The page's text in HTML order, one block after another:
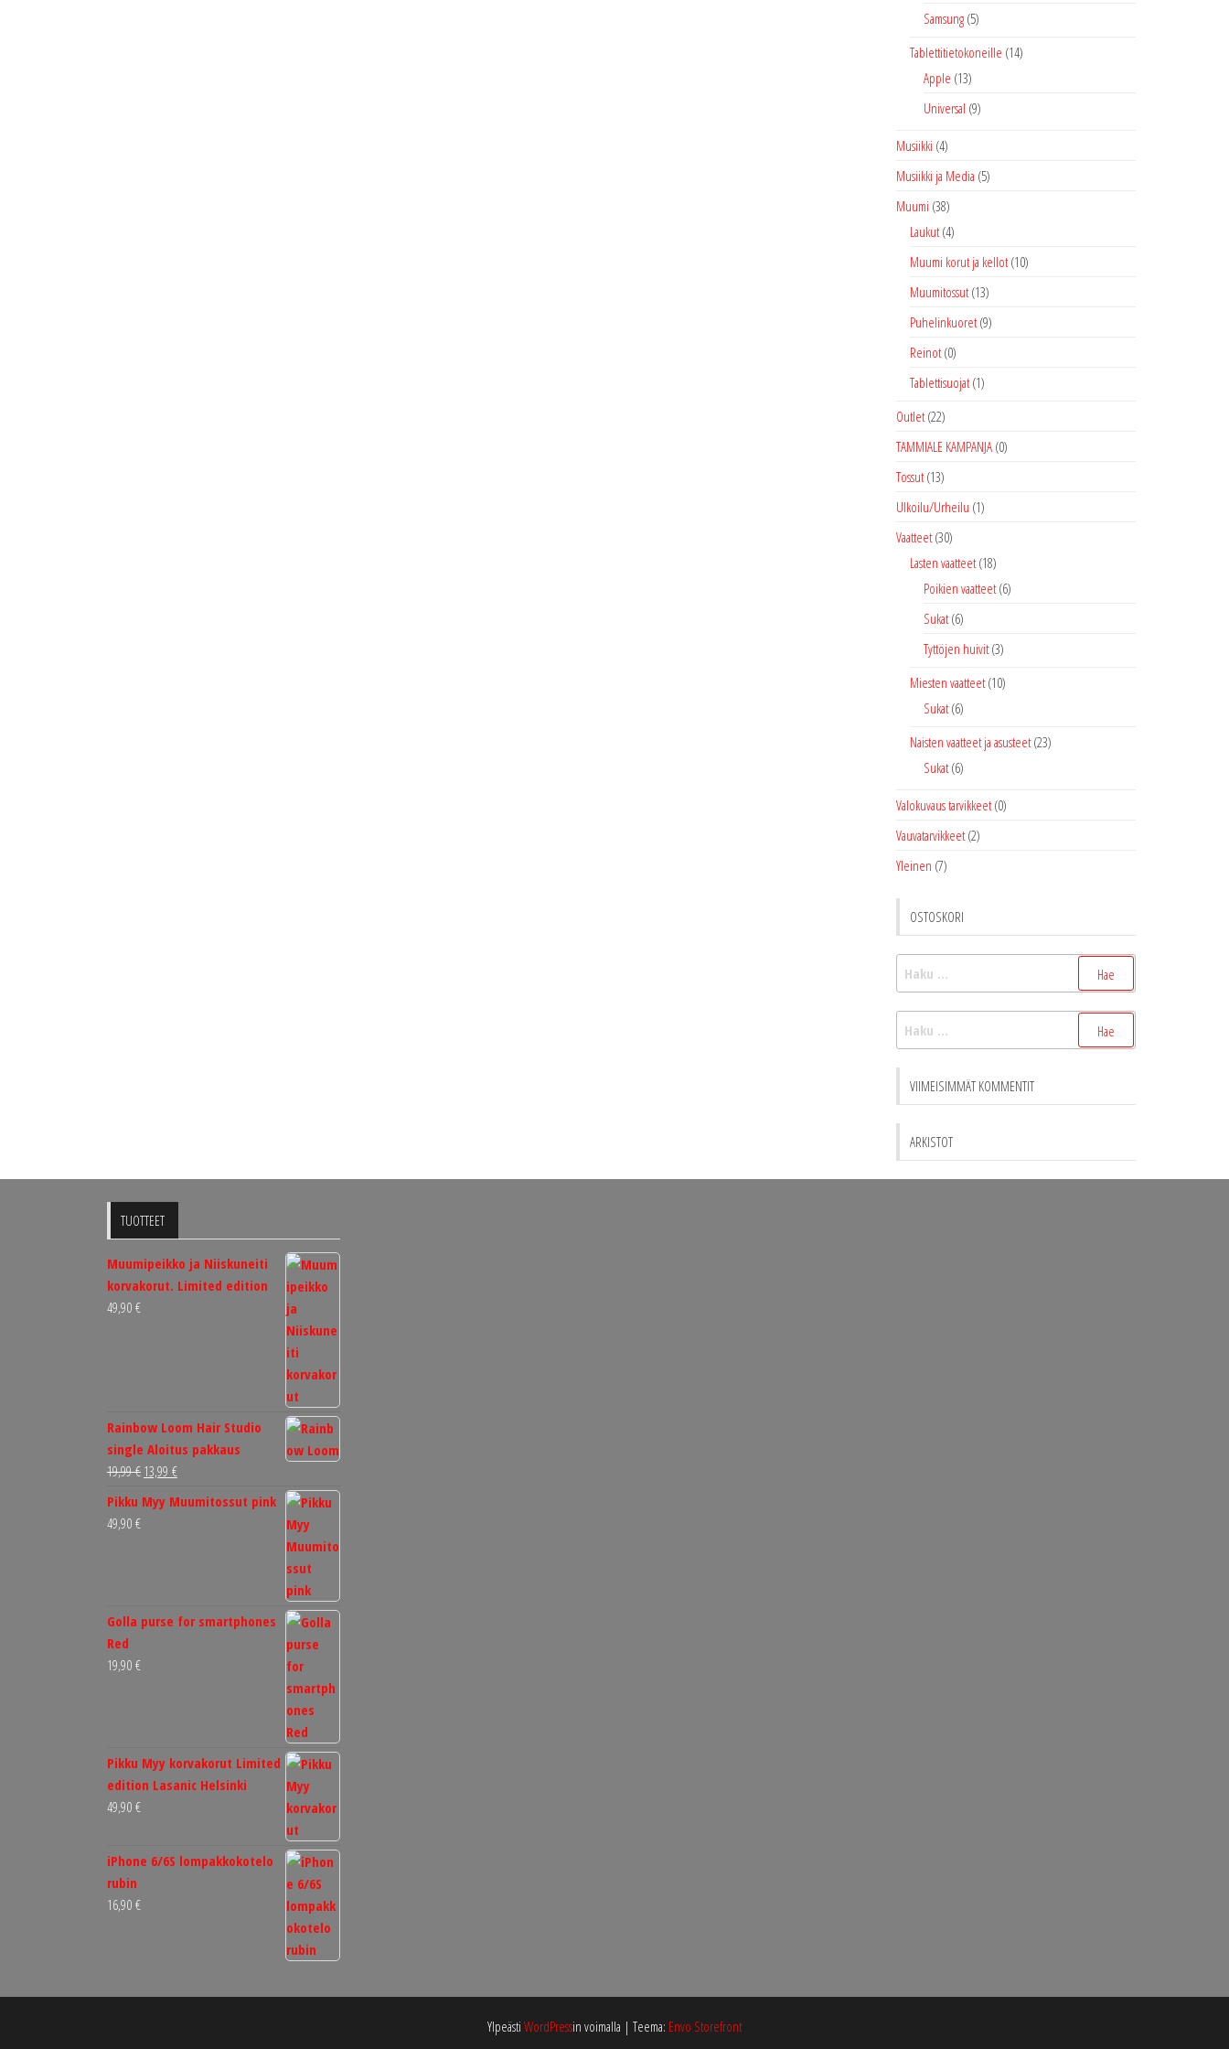
Samsung (5)
Tablettitietokoneille (14)
Apple (13)
Universal (9)
Musiikki (4)
Musiikki ja Media (5)
Muumi (38)
Laukut (4)
Muumi korut ja kellot (10)
Muumitossut (13)
Puhelinkuoret (9)
Reinot (0)
Tablettisuojat (1)
Outlet (22)
TAMMIALE KAMPANJA (0)
Tossut (13)
Ulkoilu/Urheilu (1)
Vaatteet (30)
Lasten vaatteet (18)
Poikien vaatteet (6)
Sukat (6)
Tyttöjen huivit (3)
Miesten vaatteet (10)
Sukat (6)
Naisten vaatteet ja asusteet (23)
Sukat (6)
Valokuvaus tarvikkeet (0)
Vauvatarvikkeet (2)
Yleinen (7)
OSTOSKORI
Haku:
Haku:
VIIMEISIMMÄT KOMMENTIT
ARKISTOT
TUOTTEET
Muumipeikko ja Niiskuneiti
korvakorut. Limited edition
49,90 €
Rainbow Loom Hair Studio
single Aloitus pakkaus
19,99€ Alkuperäinen
oli:
13,99 €Nykyinen
Pikku Myy Muumitossut pink
49,90 €
Golla purse for smartphones
Red
19,90 €
Pikku Myy korvakorut Limited
edition Lasanic Helsinki
49,90 €
iPhone 6/6S lompakkokotelo
rubin
16,90 €
Ylpeästi WordPressin voimalla | Teema: Envo Storefront